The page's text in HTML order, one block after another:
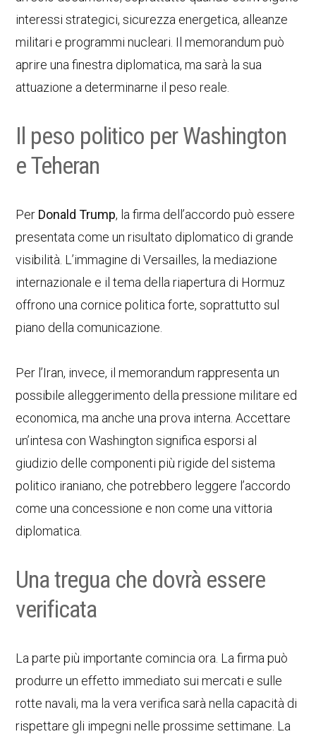
interessi strategici, sicurezza energetica, alleanze
militari e programmi nucleari. Il memorandum può
aprire una finestra diplomatica, ma sarà la sua
attuazione a determinarne il peso reale.
Il peso politico per Washington
e Teheran
Per Donald Trump, la firma dell’accordo può essere
presentata come un risultato diplomatico di grande
visibilità. L’immagine di Versailles, la mediazione
internazionale e il tema della riapertura di Hormuz
offrono una cornice politica forte, soprattutto sul
piano della comunicazione.
Per l’Iran, invece, il memorandum rappresenta un
possibile alleggerimento della pressione militare ed
economica, ma anche una prova interna. Accettare
un’intesa con Washington significa esporsi al
giudizio delle componenti più rigide del sistema
politico iraniano, che potrebbero leggere l’accordo
come una concessione e non come una vittoria
diplomatica.
Una tregua che dovrà essere
verificata
La parte più importante comincia ora. La firma può
produrre un effetto immediato sui mercati e sulle
rotte navali, ma la vera verifica sarà nella capacità di
rispettare gli impegni nelle prossime settimane. La